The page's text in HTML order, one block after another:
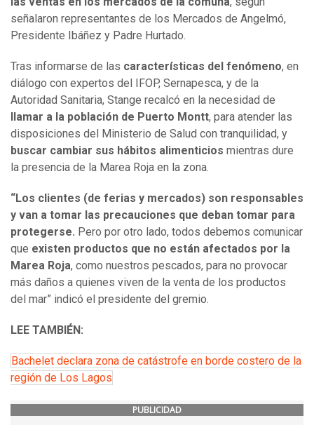
señalaron representantes de los Mercados de Angelmó,
Presidente Ibáñez y Padre Hurtado.
Tras informarse de las características del fenómeno, en
diálogo con expertos del IFOP, Sernapesca, y de la
Autoridad Sanitaria, Stange recalcó en la necesidad de
llamar a la población de Puerto Montt, para atender las
disposiciones del Ministerio de Salud con tranquilidad, y
buscar cambiar sus hábitos alimenticios mientras dure
la presencia de la Marea Roja en la zona.
“Los clientes (de ferias y mercados) son responsables
y van a tomar las precauciones que deban tomar para
protegerse. Pero por otro lado, todos debemos comunicar
que existen productos que no están afectados por la
Marea Roja, como nuestros pescados, para no provocar
más daños a quienes viven de la venta de los productos
del mar” indicó el presidente del gremio.
LEE TAMBIÉN:
Bachelet declara zona de catástrofe en borde costero de la
región de Los Lagos
PUBLICIDAD